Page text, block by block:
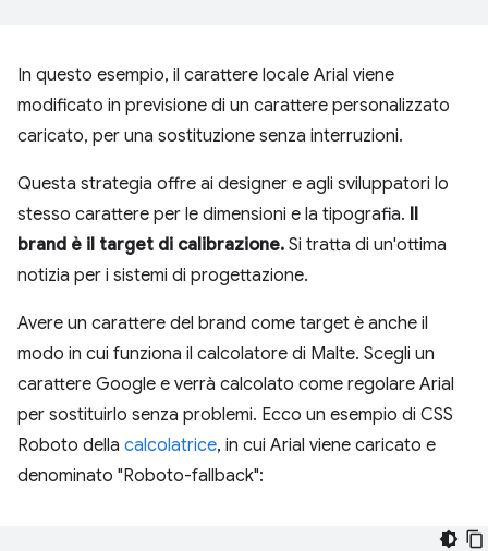
In questo esempio, il carattere locale Arial viene
modificato in previsione di un carattere personalizzato
caricato, per una sostituzione senza interruzioni.
Questa strategia offre ai designer e agli sviluppatori lo
stesso carattere per le dimensioni e la tipografia. Il
brand è il target di calibrazione. Si tratta di un'ottima
notizia per i sistemi di progettazione.
Avere un carattere del brand come target è anche il
modo in cui funziona il calcolatore di Malte. Scegli un
carattere Google e verrà calcolato come regolare Arial
per sostituirlo senza problemi. Ecco un esempio di CSS
Roboto della calcolatrice, in cui Arial viene caricato e
denominato "Roboto-fallback":